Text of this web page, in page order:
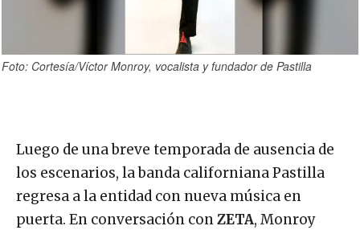
Foto: Cortesía/Víctor Monroy, vocalista y fundador de Pastilla
Luego de una breve temporada de ausencia de
los escenarios, la banda californiana Pastilla
regresa a la entidad con nueva música en
puerta. En conversación conZETA, Monroy